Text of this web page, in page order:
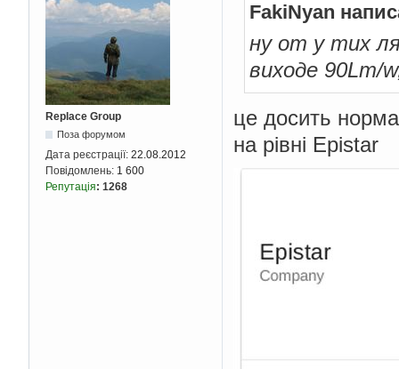
Replace Group
Поза форумом
Дата реєстрації: 22.08.2012
Повідомлень: 1 600
Репутація: 1268
FakiNyan
ну от у тих
виходе 90Lm/
це досить
на рівні Epistar